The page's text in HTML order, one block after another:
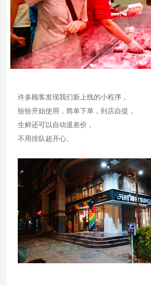
许多顾客发现我们新上线的小程序，
纷纷开始使用，简单下单，到店自提，
生鲜还可以自动退差价，
不用排队超开心。